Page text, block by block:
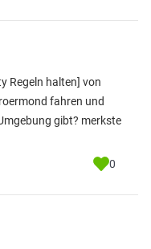
Regeln halten] von
fahren und
gibt? merkste
0